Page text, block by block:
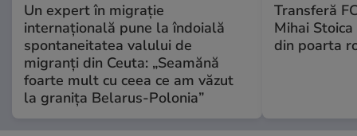
Un expert în migrație
internațională pune la îndoială
spontaneitatea valului de
migranți din Ceuta: „Seamănă
foarte mult cu ceea ce am văzut
la granița Belarus-Polonia”
Transferă
Mihai
din poarta